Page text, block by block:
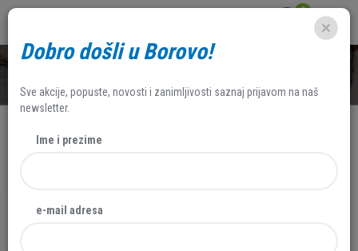
0
NAJNOVIJE
Dobro došli u Borovo!
Sve akcije, popuste, novosti i zanimljivosti saznaj prijavom na naš
newsletter.
Ime i prezime
e-mail adresa